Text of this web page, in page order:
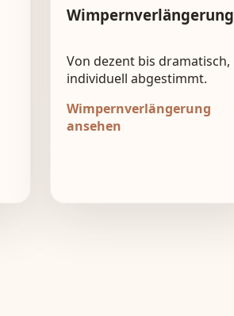
Wimpernverlängerung
Von dezent bis dramatisch,
individuell abgestimmt.
Wimpernverlängerung
ansehen